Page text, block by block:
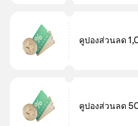
คูปองส่วนลด
คูปองส่วนลด